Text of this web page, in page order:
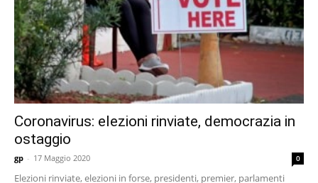
Coronavirus: elezioni rinviate, democrazia in
ostaggio
gp - 17 Maggio 2020 0
Elezioni rinviate, elezioni in forse, presidenti, premier, parlamenti